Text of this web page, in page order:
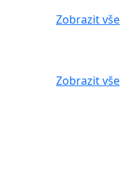
Zobrazit vše
Zobrazit vše